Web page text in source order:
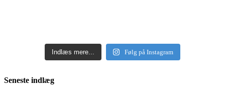
Indlæs mere... Følg på Instagram
Seneste indlæg